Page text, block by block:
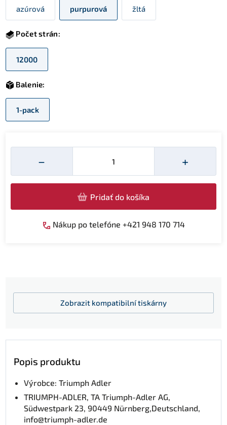
azúrová purpurová žltá
Počet strán:
12000
Balenie:
1-pack
−
Množství
+
Pridať do košíka
Nákup po telefóne +421 948 170 714
Zobrazit kompatibilní tiskárny
Popis produktu
Výrobce: Triumph Adler
TRIUMPH-ADLER, TA Triumph-Adler AG,
Südwestpark 23, 90449 Nürnberg,Deutschland,
info@triumph-adler.de